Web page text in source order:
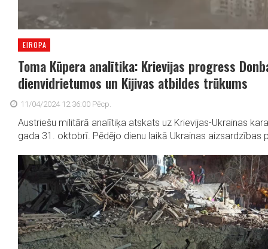
EIROPA
Toma Kūpera analītika: Krievijas progress
dienvidrietumos un Kijivas atbildes trūkums
11/04/2024 12:36:00 Pēcp.
Austriešu militārā analītiķa atskats uz Krievijas-Ukrainas
gada 31. oktobrī. Pēdējo dienu laikā Ukrainas aizsardzības